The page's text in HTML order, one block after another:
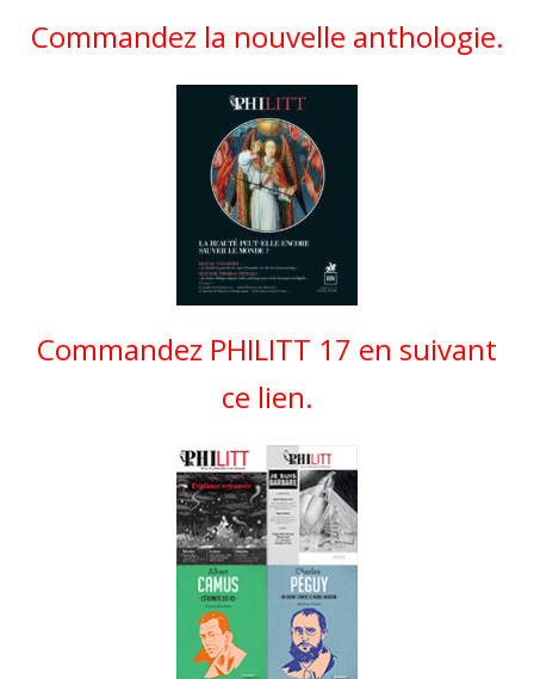
Commandez la nouvelle anthologie.
Commandez PHILITT 17 en suivant
ce lien.